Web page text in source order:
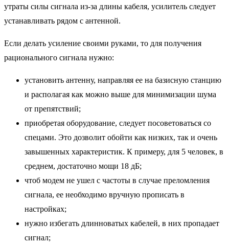
утраты силы сигнала из-за длины кабеля, усилитель следует
устанавливать рядом с антенной.
Если делать усиление своими руками, то для получения
рационального сигнала нужно:
установить антенну, направляя ее на базисную станцию
и располагая как можно выше для минимизации шума
от препятствий;
приобретая оборудование, следует посоветоваться со
спецами. Это дозволит обойти как низких, так и очень
завышенных характеристик. К примеру, для 5 человек, в
среднем, достаточно мощи 18 дБ;
чтоб модем не ушел с частоты в случае преломления
сигнала, ее необходимо вручную прописать в
настройках;
нужно избегать длинноватых кабелей, в них пропадает
сигнал;